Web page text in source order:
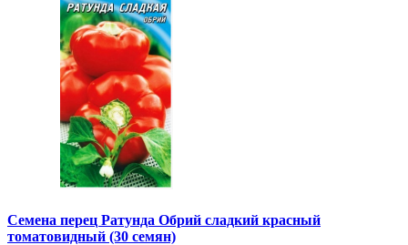
Семена перец Ратунда Обрий сладкий красный
томатовидный (30 семян)